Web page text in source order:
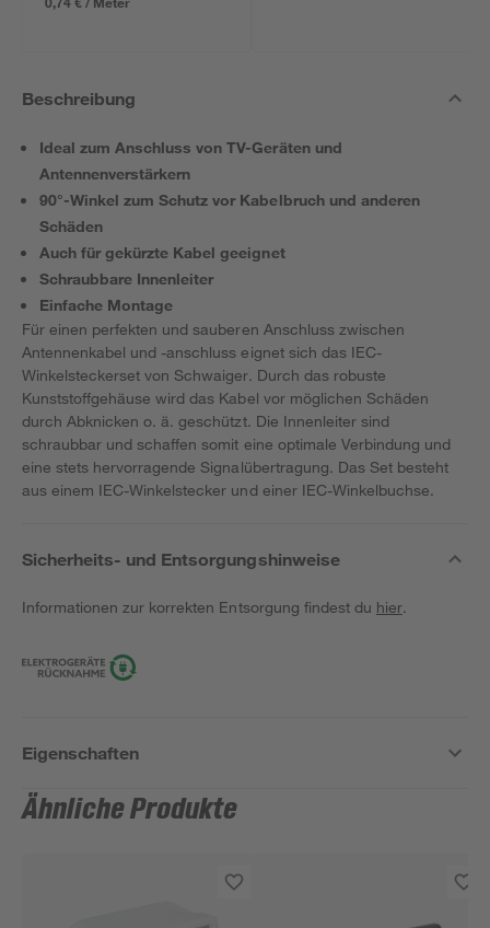
Beschreibung
Ideal zum Anschluss von TV-Geräten und
Antennenverstärkern
90°-Winkel zum Schutz vor Kabelbruch und anderen
Schäden
Auch für gekürzte Kabel geeignet
Schraubbare Innenleiter
Einfache Montage
Für einen perfekten und sauberen Anschluss zwischen
Antennenkabel und -anschluss eignet sich das IEC-
Winkelsteckerset von Schwaiger. Durch das robuste
Kunststoffgehäuse wird das Kabel vor möglichen Schäden
durch Abknicken o. ä. geschützt. Die Innenleiter sind
schraubbar und schaffen somit eine optimale Verbindung und
eine stets hervorragende Signalübertragung. Das Set besteht
aus einem IEC-Winkelstecker und einer IEC-Winkelbuchse.
Sicherheits- und Entsorgungshinweise
Informationen zur korrekten Entsorgung findest du hier.
Eigenschaften
Ähnliche Produkte